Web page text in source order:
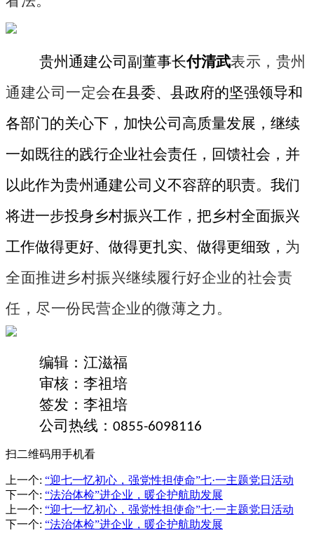
贵州通建公司副董事长付清武表示 ， 贵州
通建公司一定会在县委、县政府的坚强领导和
各部门的关心下， 加快公司高质量发展， 继续
一如既往的践行企业社会责任，回馈社会，并
以此作为贵州通建公司 义不容辞的职责。 我们
将进一步投身乡村振兴工作， 把乡村全面振兴
工作做得更好、做得更扎实、做得更细致 ， 为
全面推进乡村振兴继续履行好企业的社会责
任，尽一份民营企业的微薄之力。
编辑：江滋福
审核：李祖培
签发：李祖培
公司热线： 0855-6098116
扫二维码用手机看
上一个: “迎七一忆初心，强党性担使命”七·一主题党日活动
下一个: “法治体检”进企业，暖企护航助发展
上一个: “迎七一忆初心，强党性担使命”七·一主题党日活动
下一个: “法治体检”进企业，暖企护航助发展